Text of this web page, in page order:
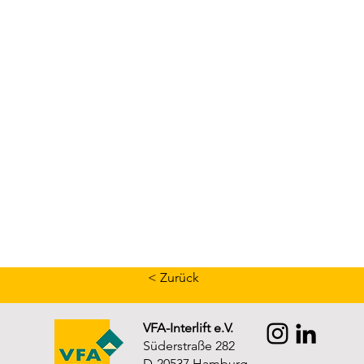
< Zurück
VFA-Interlift e.V.
Süderstraße 282